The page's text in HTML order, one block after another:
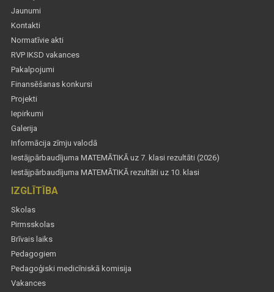
Jaunumi
Kontakti
Normatīvie akti
RVP IKSD vakances
Pakalpojumi
Finansēšanas konkursi
Projekti
Iepirkumi
Galerija
Informācija zīmju valodā
Iestājpārbaudījuma MATEMĀTIKĀ uz 7. klasi rezultāti (2026)
Iestājpārbaudījuma MATEMĀTIKĀ rezultāti uz 10. klasi
IZGLĪTĪBA
Skolas
Pirmsskolas
Brīvais laiks
Pedagogiem
Pedagoģiski medicīniskā komisija
Vakances